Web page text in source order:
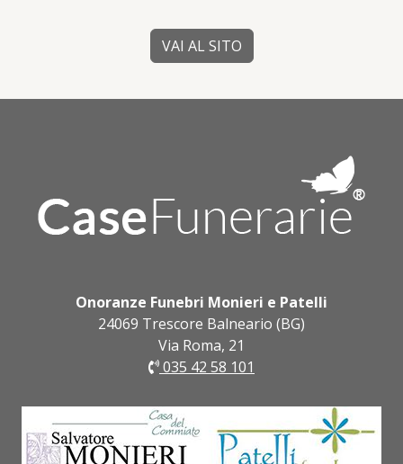
VAI AL SITO
Onoranze Funebri Monieri e Patelli
24069 Trescore Balneario (BG)
Via Roma, 21
035 42 58 101